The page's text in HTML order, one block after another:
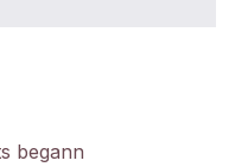
begann